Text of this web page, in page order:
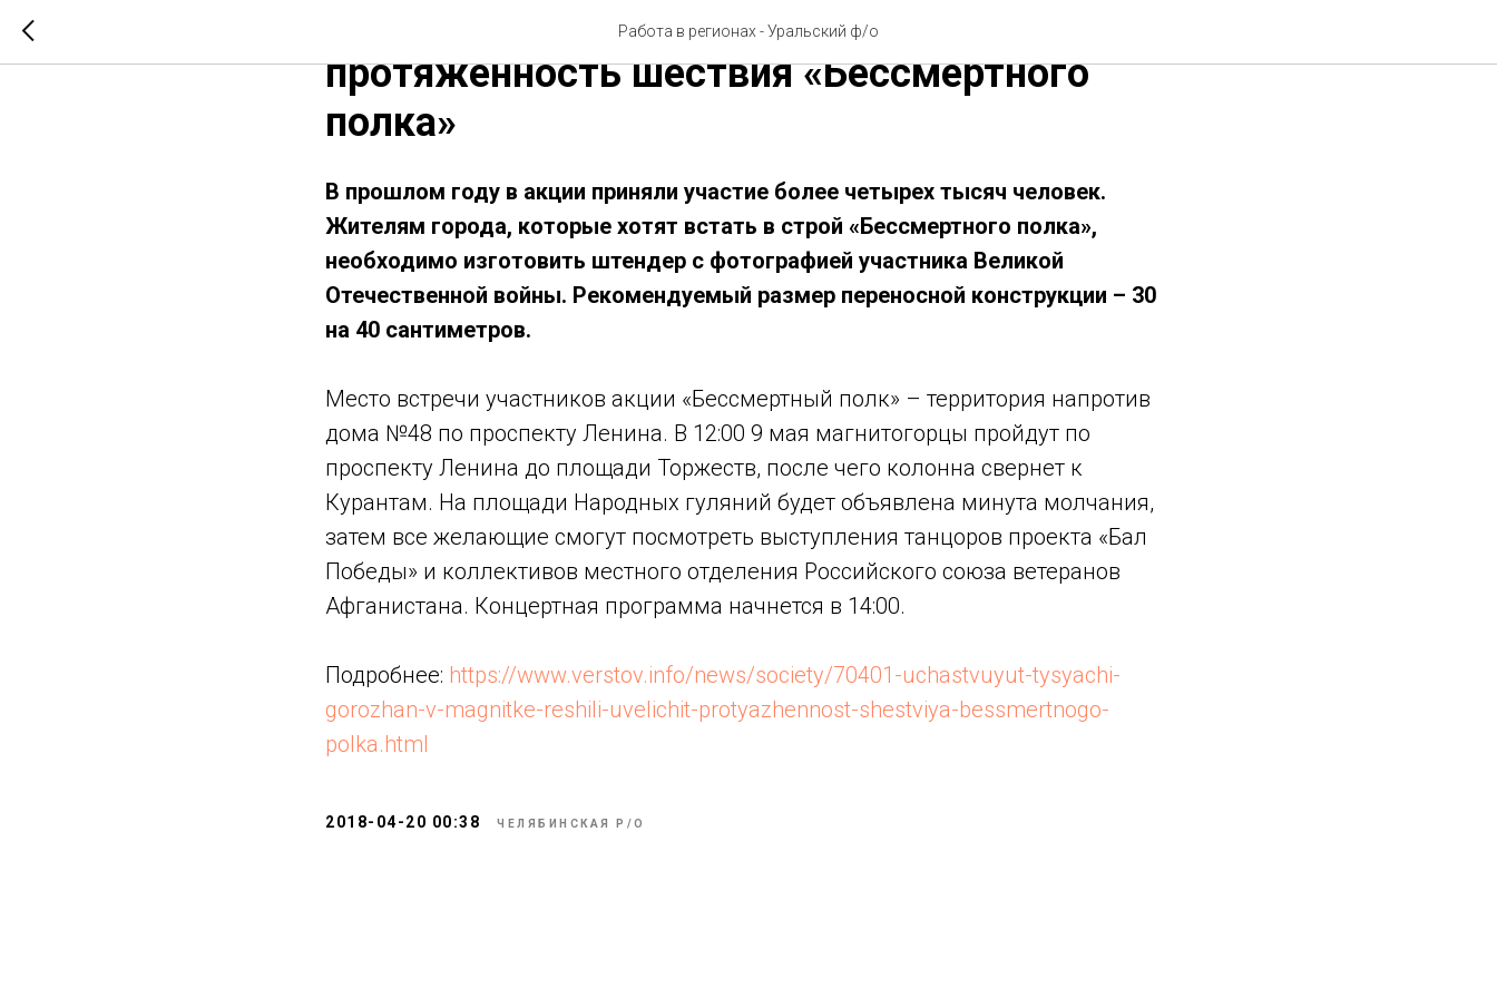
Работа в регионах - Уральский ф/о
В Магнитке решили увеличить
протяженность шествия «Бессмертного
полка»
В прошлом году в акции приняли участие более четырех тысяч человек.
Жителям города, которые хотят встать в строй «Бессмертного полка»,
необходимо изготовить штендер с фотографией участника Великой
Отечественной войны. Рекомендуемый размер переносной конструкции – 30
на 40 сантиметров.
Место встречи участников акции «Бессмертный полк» – территория напротив
дома №48 по проспекту Ленина. В 12:00 9 мая магнитогорцы пройдут по
проспекту Ленина до площади Торжеств, после чего колонна свернет к
Курантам. На площади Народных гуляний будет объявлена минута молчания,
затем все желающие смогут посмотреть выступления танцоров проекта «Бал
Победы» и коллективов местного отделения Российского союза ветеранов
Афганистана. Концертная программа начнется в 14:00.
Подробнее: https://www.verstov.info/news/society/70401-uchastvuyut-tysyachi-
gorozhan-v-magnitke-reshili-uvelichit-protyazhennost-shestviya-bessmertnogo-
polka.html
2018-04-20 00:38 ЧЕЛЯБИНСКАЯ P/O